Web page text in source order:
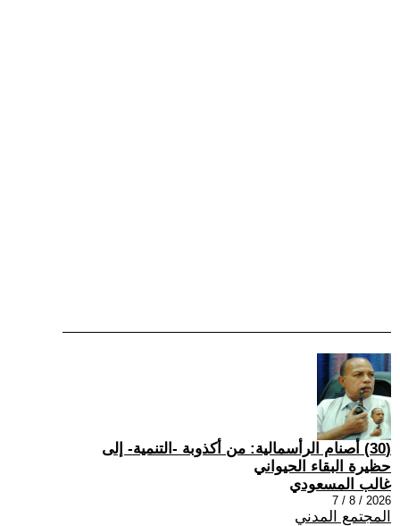
(30) أصنام الرأسمالية: من أكذوبة -التنمية- إلى
حظيرة البقاء الحيواني
غالب المسعودي
2026 / 8 / 7
المجتمع المدني